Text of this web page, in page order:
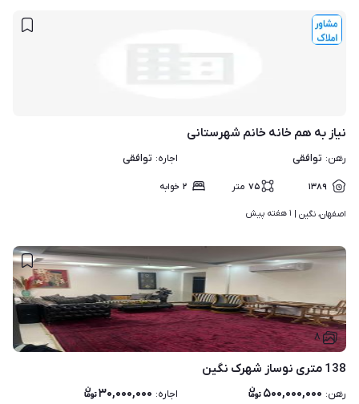
نیاز به هم خانه خانم شهرستانی
رهن: توافقی اجاره: توافقی
۱۳۸۹ ۷۵ متر ۲ خوابه
اصفهان، نگین | ۱ هفته پیش
۸
138 متری نوساز شهرک نگین
رهن: ۵۰۰,۰۰۰,۰۰۰ اجاره: ۳۰,۰۰۰,۰۰۰